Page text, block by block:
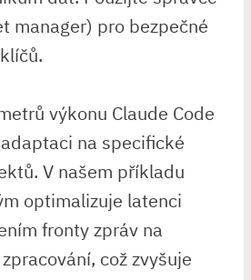
manager) pro bezpečné
výkonu Claude Code
na specifické
V našem příkladu
optimalizuje latenci⁤
fronty zpráv ⁣na
což zvyšuje